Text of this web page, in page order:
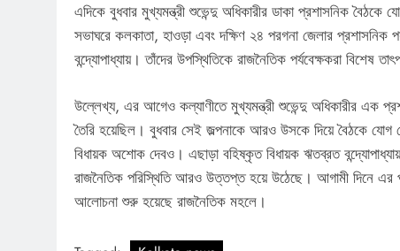
এদিকে বুধবার মুখ্যমন্ত্রী শুভেন্দু অধিকারীর ডাকা প্রশাসনিক
সভাঘরে কলকাতা, হাওড়া এবং দক্ষিণ ২৪ পরগনা জেলার প্রশাসনিক
বন্দ্যোপাধ্যায়। তাঁদের উপস্থিতিকে রাজনৈতিক পর্যবেক্ষকরা বিশেষ
উল্লেখ্য, এর আগেও কল্যাণীতে মুখ্যমন্ত্রী শুভেন্দু অধিকারীর এক
তৈরি হয়েছিল। বুধবার সেই জল্পনাকে আরও উসকে দিয়ে বৈঠকে
বিধায়ক অশোক দেবও। এছাড়া বহিষ্কৃত বিধায়ক ঋতব্রত
রাজনৈতিক পরিস্থিতি আরও উত্তপ্ত হয়ে উঠেছে। আগামী দিনে এর
আলোচনা শুরু হয়েছে রাজনৈতিক মহলে।